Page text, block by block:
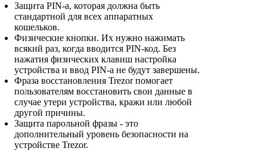
Защита PIN-a, которая должна быть
стандартной для всех аппаратных
кошельков.
Физические кнопки. Их нужно нажимать
всякий раз, когда вводится PIN-код. Без
нажатия физических клавиш настройка
устройства и ввод PIN-а не будут завершены.
Фраза восстановления Trezor помогает
пользователям восстановить свои данные в
случае утери устройства, кражи или любой
другой причины.
Защита парольной фразы - это
дополнительный уровень безопасности на
устройстве Trezor.